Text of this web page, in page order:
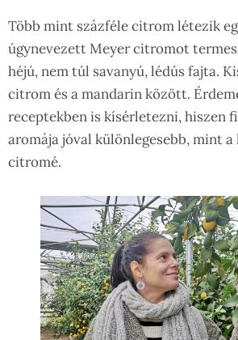
Több mint százféle citrom létezik
úgynevezett Meyer citromot
héjú, nem túl savanyú, lédús fajta.
citrom és a mandarin között.
receptekben is kísérletezni, hiszen
aromája jóval különlegesebb, mint a
citromé.